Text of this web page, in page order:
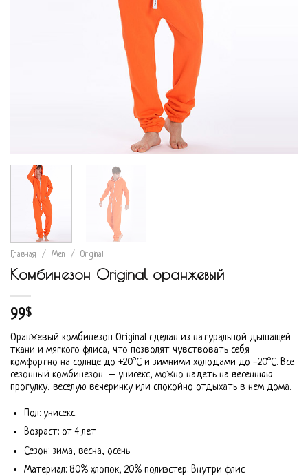
Главная / Men / Original
Комбинезон Original оранжевый
99$
Оранжевый комбинезон Original сделан из натуральной дышащей
ткани и мягкого флиса, что позволят чувствовать себя
комфортно на солнце до +20°С и зимними холодами до -20°С. Все
сезонный комбинезон – унисекс, можно надеть на весеннюю
прогулку, веселую вечеринку или спокойно отдыхать в нем дома.
Пол: унисекс
Возраст: от 4 лет
Сезон: зима, весна, осень
Материал: 80% хлопок, 20% полиэстер. Внутри флис